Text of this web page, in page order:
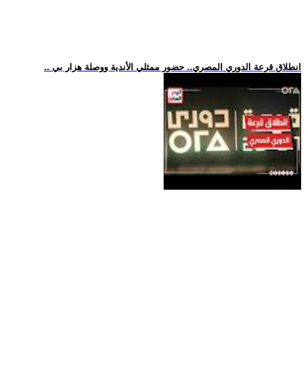
.. انطلاق قرعة الدوري المصري.. حضور ممثلي الأندية ووصلة هزار بي